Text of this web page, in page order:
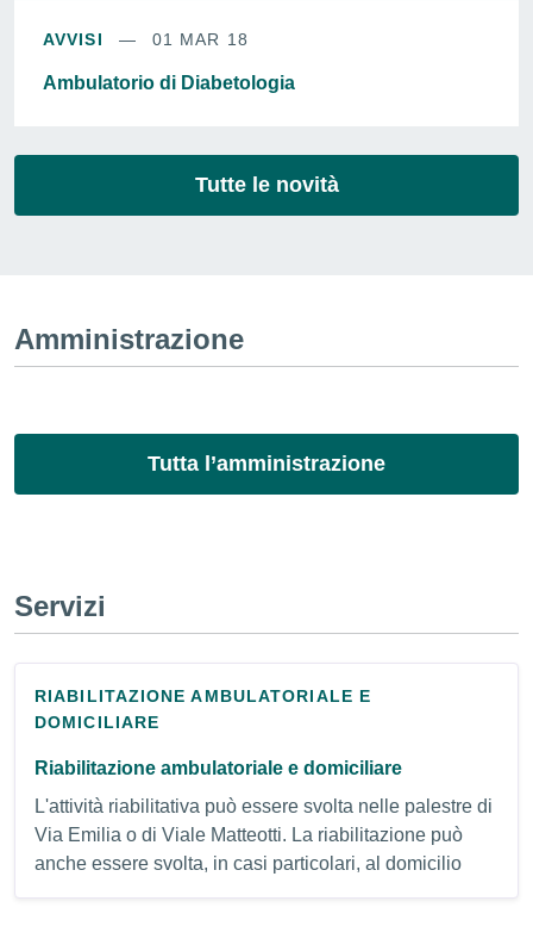
AVVISI 01 MAR 18
Ambulatorio di Diabetologia
Tutte le novità
Amministrazione
Tutta l’amministrazione
Servizi
RIABILITAZIONE AMBULATORIALE E
DOMICILIARE
Riabilitazione ambulatoriale e domiciliare
L'attività riabilitativa può essere svolta nelle palestre di
Via Emilia o di Viale Matteotti. La riabilitazione può
anche essere svolta, in casi particolari, al domicilio